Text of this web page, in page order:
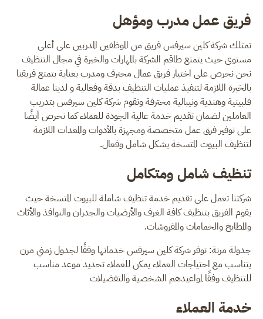
فريق عمل مدرب ومؤهل
تمتلك شركة كلين سيرفس فريق من الموظفين المدربين على أعلى
مستوى حيث يتمتع طاقم الشركة بالمهارات والخبرة في مجال التنظيف
نحن نحرص على اختيار فريق عمال محترف ومدرب بعناية يتمتع فريقنا
بالخبرة اللازمة لتنفيذ عمليات التنظيف بدقة وفعالية و لدينا عمالة
فلبينية وهندية ونيبالية محترفة وتقوم شركة كلين سيرفس بتدريب
العاملين لضمان تقديم خدمة عالية الجودة للعملاء كما نحرص أيضًا
على توفير فرق عمل متخصصة ومجهزة بالأدوات والمعدات اللازمة
لتنظيف البيوت المتسخة بشكل شامل وفعال.
تنظيف شامل ومتكامل
شركتنا تعمل على تقديم خدمة تنظيف شاملة للبيوت المتسخة حيث
يقوم الفريق بتنظيف كافة الغرف والأرضيات والجدران والنوافذ والأثاث
والمطابخ والحمامات والمفروشات.
جدولة مرنة: توفر شركة كلين سيرفس خدماتها وفقًا لجدول زمني مرن
يتناسب مع احتياجات العملاء يمكن للعملاء تحديد موعد مناسب
للتنظيف وفقًا لمواعيدهم الشخصية والتفضيلات
خدمة العملاء